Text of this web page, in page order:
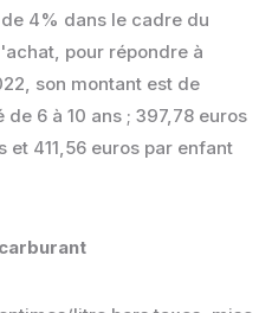
4% dans le cadre du
pour répondre à
son montant est de
6 à 10 ans ; 397,78 euros
et 411,56 euros par enfant